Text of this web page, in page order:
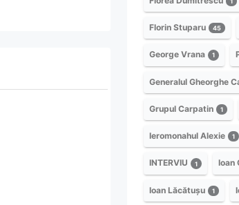
Florin Stuparu 45
George Vrana 1
Generalul Gheorghe
Grupul Carpatin 1
Ieromonahul Alexie 1
INTERVIU 1 Ioan
Ioan Lăcătușu 1